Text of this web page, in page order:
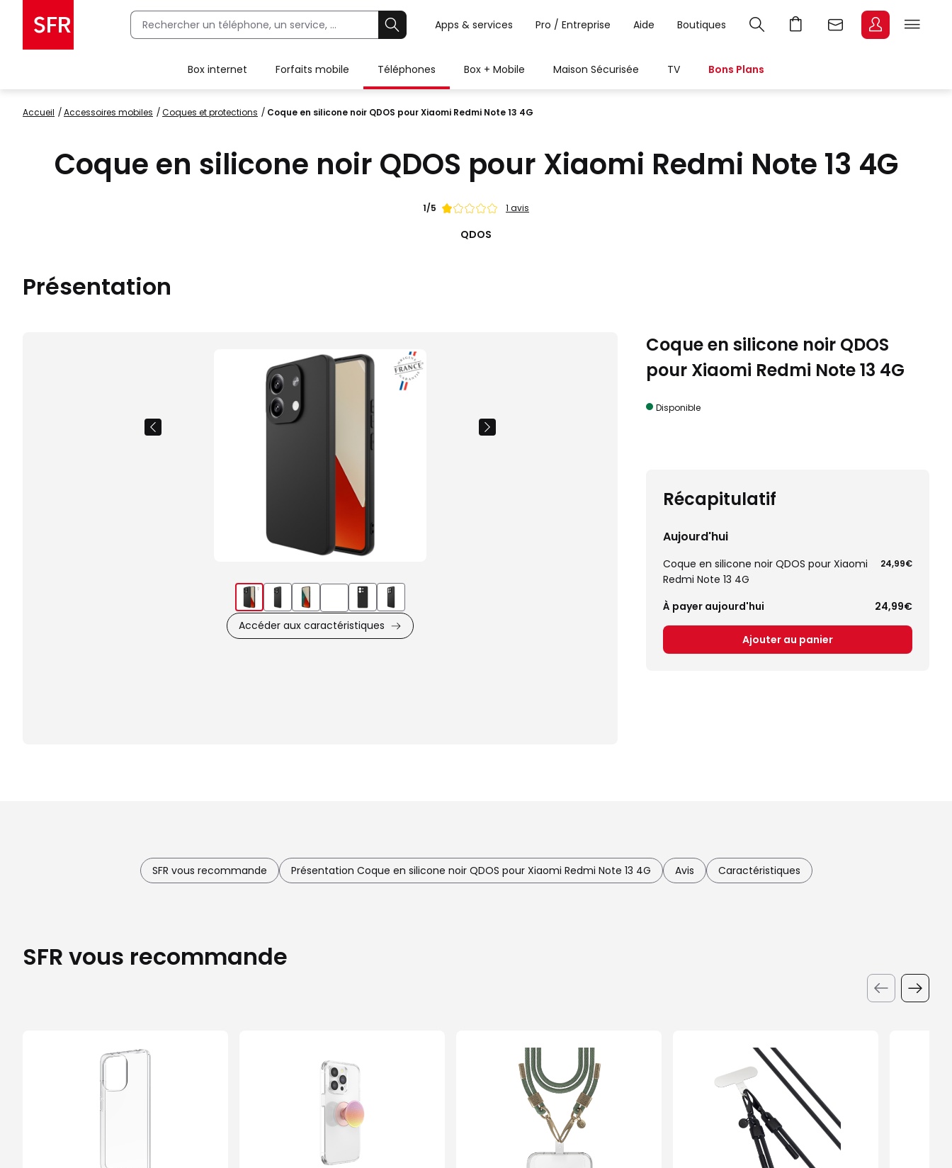
Apps & services Pro / Entreprise Aide Boutiques
Box internet Forfaits mobile Téléphones Box + Mobile Maison Sécurisée TV Bons Plans
Accueil accessoires mobiles coques et protections Coque en silicone noir QDOS pour Xiaomi Redmi Note 13 4G
Coque en silicone noir QDOS pour Xiaomi Redmi Note 13 4G
Note
1/5 1 avis
QDOS
Présentation
Images
Accéder aux caractéristiques
Coque en silicone noir QDOS
pour Xiaomi Redmi Note 13 4G
Disponible
Récapitulatif
Aujourd'hui
Coque en silicone noir QDOS pour Xiaomi
Redmi Note 13 4G
24,99€
À payer aujourd'hui 24,99€
Ajouter au panier
SFR vous recommande Présentation Coque en silicone noir QDOS pour Xiaomi Redmi Note 13 4G Avis Caractéristiques
SFR vous recommande